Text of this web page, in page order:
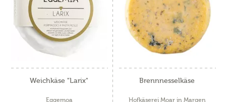
Weichkäse "Larix"
Eggemoa
Brennnesselkäse
Hofkäserei Moar in Margen